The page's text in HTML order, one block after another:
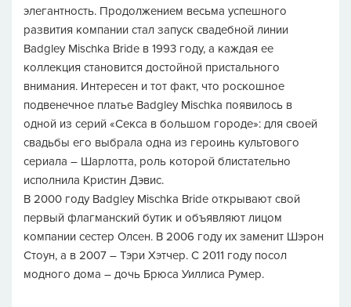
элегантность. Продолжением весьма успешного
развития компании стал запуск свадебной линии
Badgley Mischka Bride в 1993 году, а каждая ее
коллекция становится достойной пристального
внимания. Интересен и тот факт, что роскошное
подвенечное платье Badgley Mischka появилось в
одной из серий «Секса в большом городе»: для своей
свадьбы его выбрала одна из героинь культового
сериала – Шарлотта, роль которой блистательно
исполнила Кристин Дэвис.
В 2000 году Badgley Mischka Bride открывают свой
первый флагманский бутик и объявляют лицом
компании сестер Олсен. В 2006 году их заменит Шэрон
Стоун, а в 2007 – Тэри Хэтчер. С 2011 году посол
модного дома – дочь Брюса Уиллиса Румер.